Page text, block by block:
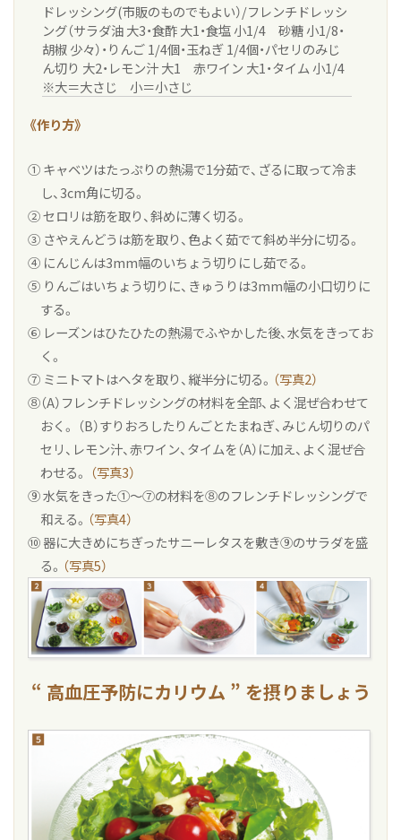
ドレッシング(市販のものでもよい）/フレンチドレッシ
ング（サラダ油 大3・食酢 大1・食塩 小1/4 砂糖 小1/8・
胡椒 少々）・りんご 1/4個・玉ねぎ 1/4個・パセリのみじ
ん切り 大2・レモン汁 大1 赤ワイン 大1・タイム 小1/4
※大＝大さじ 小＝小さじ
《作り方》
① キャベツはたっぷりの熱湯で1分茹で、ざるに取って冷ま
し、3cm角に切る。
② セロリは筋を取り、斜めに薄く切る。
③ さやえんどうは筋を取り、色よく茹でて斜め半分に切る。
④ にんじんは3mm幅のいちょう切りにし茹でる。
⑤ りんごはいちょう切りに、きゅうりは3mm幅の小口切りに
する。
⑥ レーズンはひたひたの熱湯でふやかした後、水気をきってお
く。
⑦ ミニトマトはヘタを取り、縦半分に切る。 （写真2）
⑧（A）フレンチドレッシングの材料を全部、よく混ぜ合わせて
おく。 （B）すりおろしたりんごとたまねぎ、みじん切りのパ
セリ、レモン汁、赤ワイン、タイムを（A）に加え、よく混ぜ合
わせる。 （写真3）
⑨ 水気をきった①〜⑦の材料を⑧のフレンチドレッシングで
和える。 （写真4）
⑩ 器に大きめにちぎったサニーレタスを敷き⑨のサラダを盛
る。 （写真5）
“ 高血圧予防にカリウム ” を摂りましょう